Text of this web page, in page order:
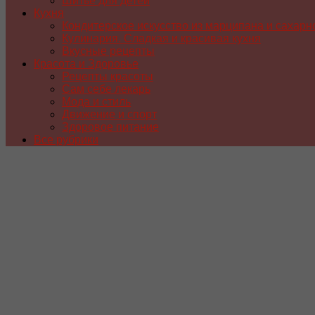
Кухня
Кондитерское искусство из марципана и
Кулинария. Сладкая и красивая кухня
Вкусные рецепты
Красота и Здоровье
Рецепты красоты
Сам себе лекарь
Мода и стиль
Движение и спорт
Здоровое питание
Все рубрики